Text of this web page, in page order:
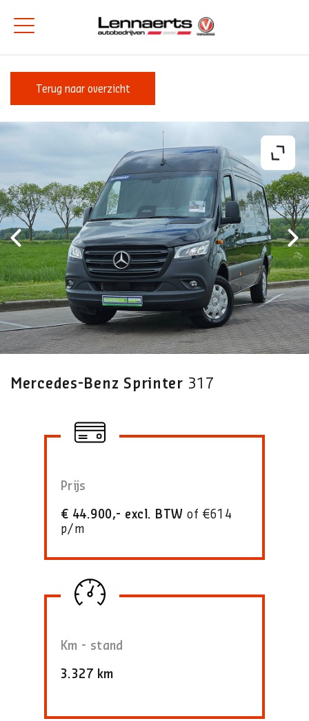
Terug naar overzicht
Mercedes-Benz Sprinter 317
Prijs
€ 44.900,- excl. BTWof €614
p/m
Km - stand
3.327 km